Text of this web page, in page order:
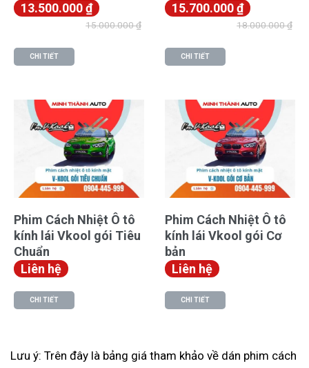
13.500.000₫
15.000.000₫
CHI TIẾT
15.700.000₫
18.000.000₫
CHI TIẾT
Phim Cách Nhiệt Ô tô
kính lái Vkool gói Tiêu
Chuẩn
Liên hệ
CHI TIẾT
Phim Cách Nhiệt Ô tô
kính lái Vkool gói Cơ
bản
Liên hệ
CHI TIẾT
Lưu ý: Trên đây là bảng giá tham khảo về dán phim cách